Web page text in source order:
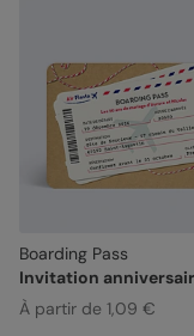
Boarding Pass
À partir de 1,09 €